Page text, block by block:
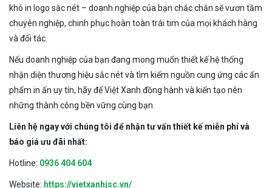
khô in logo sắc nét – doanh nghiệp của bạn chắc chắn sẽ vươn tầm
chuyên nghiệp, chinh phục hoàn toàn trái tim của mọi khách hàng
và đối tác.
Nếu doanh nghiệp của bạn đang mong muốn thiết kế hệ thống
nhận diện thương hiệu sắc nét và tìm kiếm nguồn cung ứng các ấn
phẩm in ấn uy tín, hãy để Việt Xanh đồng hành và kiến tạo nên
những thành công bền vững cùng bạn.
Liên hệ ngay với chúng tôi để nhận tư vấn thiết kế miễn phí và
báo giá ưu đãi nhất:
Hotline: 0936 404 604
Website: https://vietxanhjsc.vn/